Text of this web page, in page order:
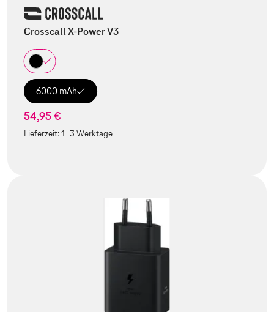
Crosscall X-Power V3
6000 mAh
54,95 €
Lieferzeit:1-3 Werktage